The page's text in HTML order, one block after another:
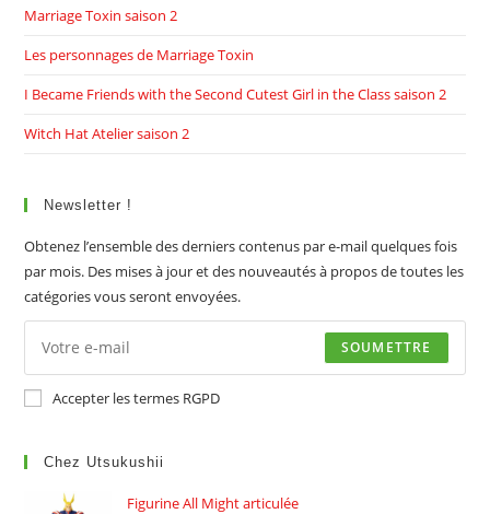
Marriage Toxin saison 2
Les personnages de Marriage Toxin
I Became Friends with the Second Cutest Girl in the Class saison 2
Witch Hat Atelier saison 2
Newsletter !
Obtenez l’ensemble des derniers contenus par e-mail quelques fois
par mois. Des mises à jour et des nouveautés à propos de toutes les
catégories vous seront envoyées.
SOUMETTRE
Accepter les termes RGPD
Chez Utsukushii
Figurine All Might articulée